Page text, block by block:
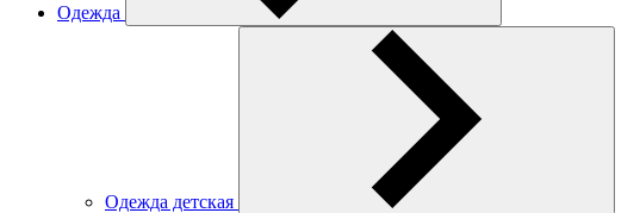
Одежда
Одежда детская